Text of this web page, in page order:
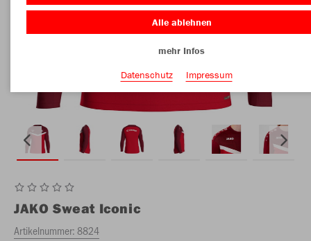
JAKO Sweat Iconic
Artikelnummer:8824
Alle ablehnen
mehr Infos
Datenschutz
Impressum